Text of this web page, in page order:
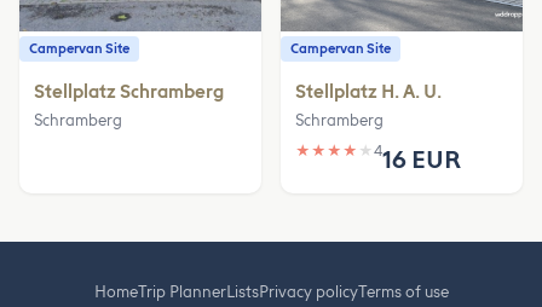
Campervan Site
Stellplatz Schramberg
Schramberg
Campervan Site
Stellplatz H. A. U.
Schramberg
★ ★ ★ ★ ★ 416 EUR
HomeTrip PlannerListsPrivacy policyTerms of use